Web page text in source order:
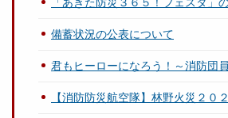
備蓄状況の公表について
君もヒーローになろう！～消防団
【消防防災航空隊】林野火災２０